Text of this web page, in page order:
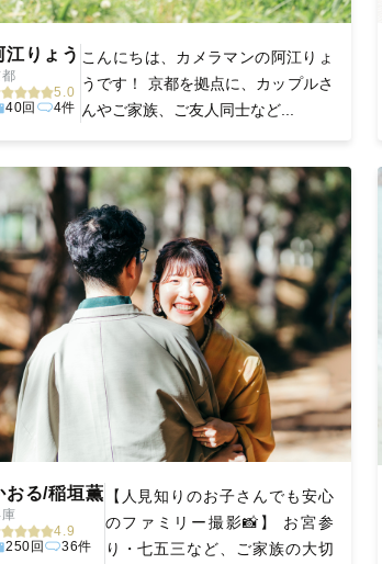
江りょう
5.0
40回
4件
こんにちは、カメラマンの阿江りょ
うです！ 京都を拠点に、カップルさ
んやご家族、ご友人同士など...
おる/稲垣薫
4.9
250回
36件
【人見知りのお子さんでも安心
のファミリー撮影📸】 お宮参
り・七五三など、ご家族の大切